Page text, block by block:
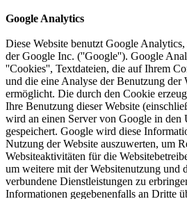
Google Analytics
Diese Website benutzt Google
der Google Inc. (''Google''). Google
''Cookies'', Textdateien, die auf Ihrem
und die eine Analyse der Benutzung der
ermöglicht. Die durch den Cookie
Ihre Benutzung dieser Website
wird an einen Server von Google in den
gespeichert. Google wird diese
Nutzung der Website auszuwerten, um
Websiteaktivitäten für die
um weitere mit der Websitenutzung und
verbundene Dienstleistungen zu
Informationen gegebenenfalls an Dritte